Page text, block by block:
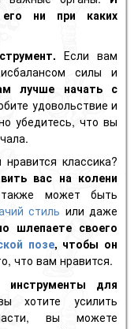
ни при каких
Если вам
силы и
лучше начать с
удовольствие и
убедитесь, что вы
нравится классика?
вас на колени
может быть
стиль или даже
шлепаете своего
позе, чтобы он
что вам нравится.
инструменты для
хотите усилить
вы можете